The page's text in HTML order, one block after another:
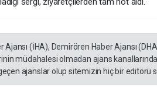
Ajansı (İHA), Demirören Haber Ajansı
müdahalesi olmadan ajans
ajanslar olup sitemizin hiç bir editörü